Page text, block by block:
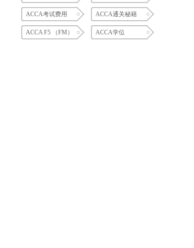
ACCA考试费用 ACCA通关秘籍
ACCA F5 （FM） ACCA学位